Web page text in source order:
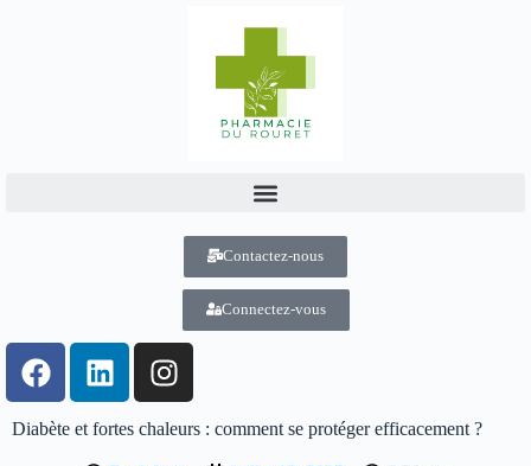
Contactez-nous
Connectez-vous
Diabète et fortes chaleurs : comment se protéger efficacement ?